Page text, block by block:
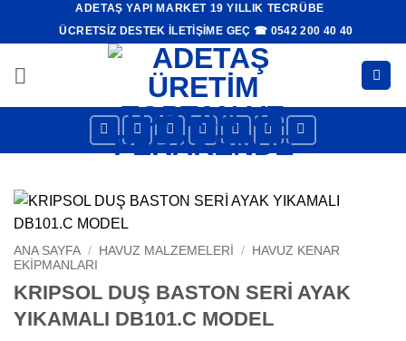
ADETAŞ YAPI MARKET 19 YILLIK TECRÜBE
ÜCRETSIZ DESTEK İLETIŞIME GEÇ ☎ 0542 200 40 40
ANA SAYFA / HAVUZ MALZEMELERI /
HAVUZ KENAR
EKIPMANLARI
KRIPSOL DUŞ BASTON SERİ AYAK
YIKAMALI DB101.C MODEL